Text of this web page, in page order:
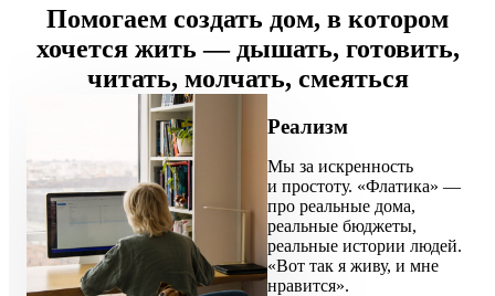
Помогаем создать дом, в котором
хочется жить — дышать, готовить,
читать, молчать, смеяться
Реализм
Мы за искренность
и простоту. «Флатика» —
про реальные дома,
реальные бюджеты,
реальные истории людей.
«Вот так я живу, и мне
нравится».